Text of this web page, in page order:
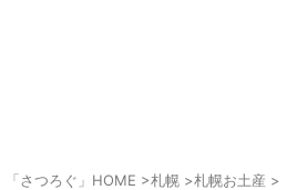
「さつろぐ」HOME >札幌 >札幌お土産 >